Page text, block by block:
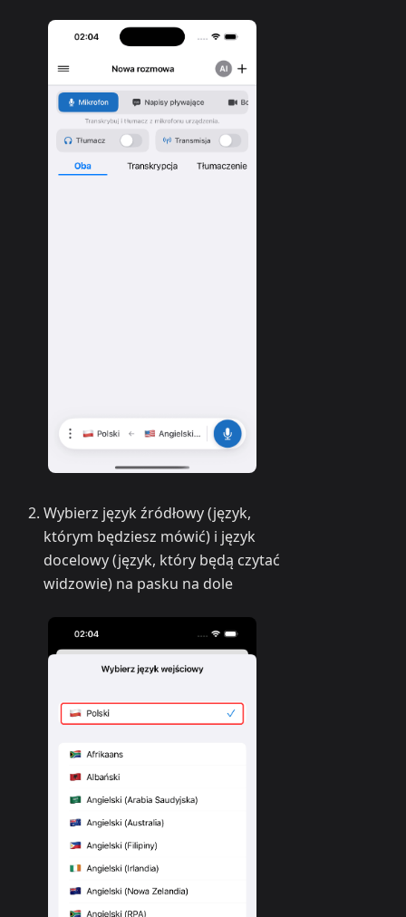
Wybierz język źródłowy (język,
którym będziesz mówić) i język
docelowy (język, który będą czytać
widzowie) na pasku na dole